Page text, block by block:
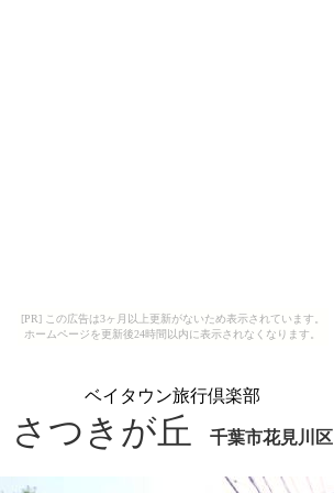
[PR] この広告は3ヶ月以上更新がないため表示されています。
ホームページを更新後24時間以内に表示されなくなります。
ベイタウン旅行倶楽部
さつきが丘 千葉市花見川区